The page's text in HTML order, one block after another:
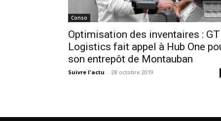
Conso
Optimisation des inventaires : GT
Logistics fait appel à Hub One
son entrepôt de Montauban
Suivre l'actu - 28 octobre 2019